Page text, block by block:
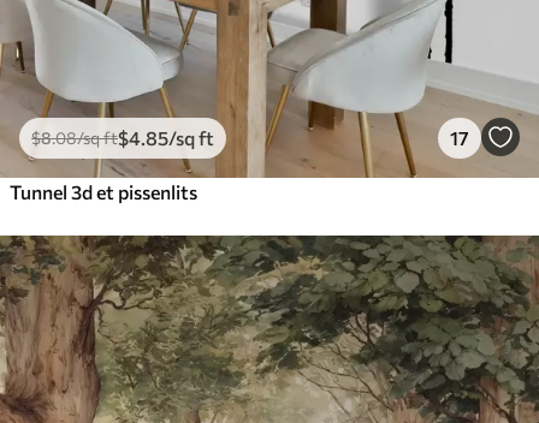
$8.08/sq ft$4 .85/sq ft 17
Tunnel 3d et pissenlits